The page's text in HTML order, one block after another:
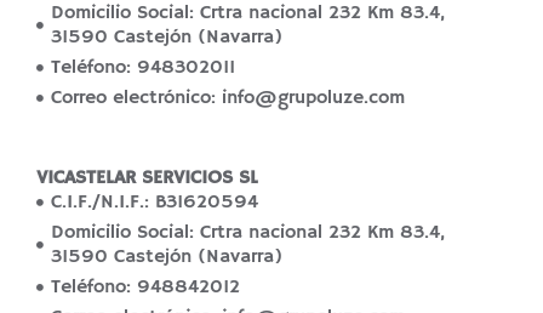
Domicilio Social: Crtra nacional 232 Km 83.4,
31590 Castejón (Navarra)
Teléfono: 948302011
Correo electrónico: info@grupoluze.com
VICASTELAR SERVICIOS SL
C.I.F./N.I.F.: B31620594
Domicilio Social: Crtra nacional 232 Km 83.4,
31590 Castejón (Navarra)
Teléfono: 948842012